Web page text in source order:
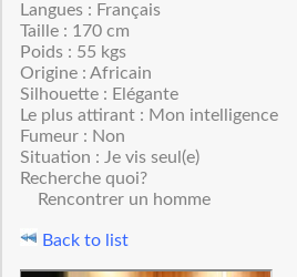
Langues : Français
Taille : 170 cm
Poids : 55 kgs
Origine : Africain
Silhouette : Elégante
Le plus attirant : Mon intelligence
Fumeur : Non
Situation : Je vis seul(e)
Recherche quoi?
Rencontrer un homme
Back to list